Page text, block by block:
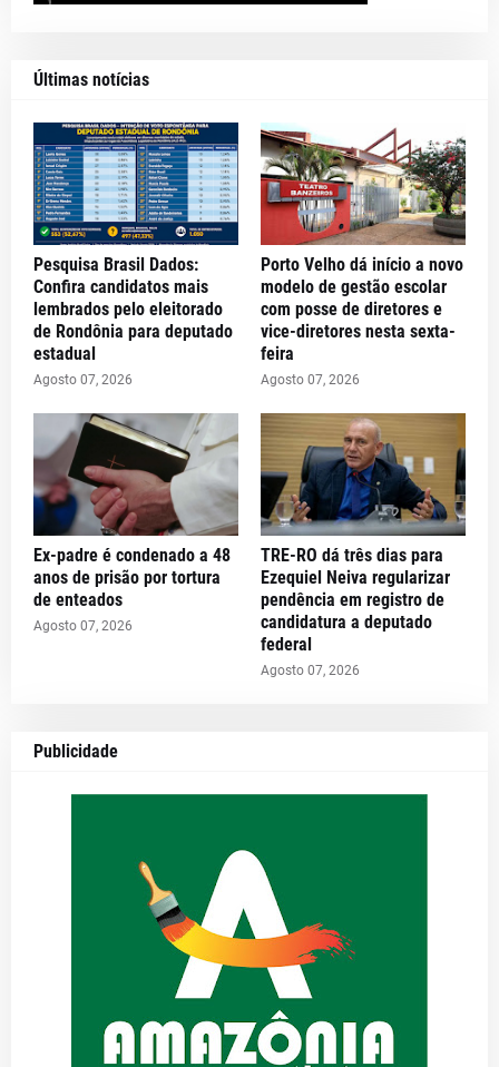
Últimas notícias
Pesquisa Brasil Dados:
Confira candidatos mais
lembrados pelo eleitorado
de Rondônia para deputado
estadual
Agosto 07, 2026
Porto Velho dá início a novo
modelo de gestão escolar
com posse de diretores e
vice-diretores nesta sexta-
feira
Agosto 07, 2026
Ex-padre é condenado a 48
anos de prisão por tortura
de enteados
Agosto 07, 2026
TRE-RO dá três dias para
Ezequiel Neiva regularizar
pendência em registro de
candidatura a deputado
federal
Agosto 07, 2026
Publicidade